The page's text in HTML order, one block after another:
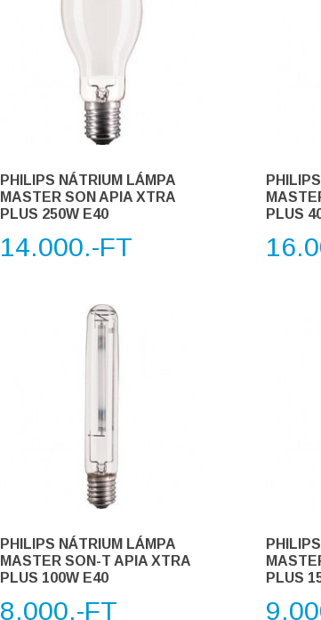
PHILIPS NÁTRIUM LÁMPA
MASTER SON APIA XTRA
PLUS 250W E40
14.000.-FT
PLUS
PHILIPS NÁTRIUM LÁMPA
MASTER SON-T APIA XTRA
PLUS 100W E40
8.000.-FT
PLUS